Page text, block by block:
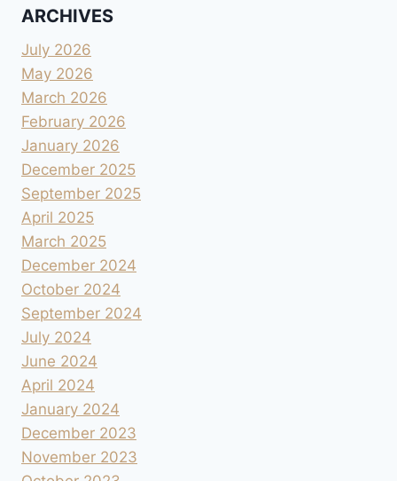
ARCHIVES
July 2026
May 2026
March 2026
February 2026
January 2026
December 2025
September 2025
April 2025
March 2025
December 2024
October 2024
September 2024
July 2024
June 2024
April 2024
January 2024
December 2023
November 2023